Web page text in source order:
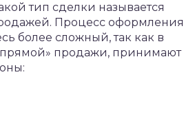
тип сделки называется
Процесс оформления
более сложный, так как в
продажи, принимают